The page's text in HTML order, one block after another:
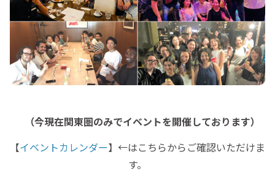
（今現在関東圏のみでイベントを開催しております）
【イベントカレンダー】←はこちらからご確認いただけま
す。